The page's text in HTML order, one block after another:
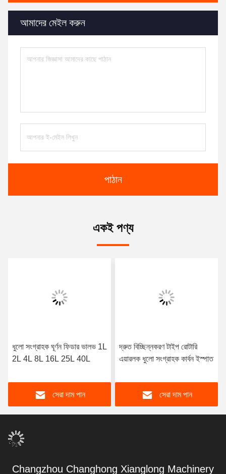
আমাদের মেইল ​​করুন
পাঠান
একই পণ্য
ধুলো সংগ্রাহক ঘূর্ণন ফিডার ভালভ 1L
2L 4L 8L 16L 25L 40L
সেরা দাম পান
দ্রুত বিচ্ছিন্নকরণ টাইপ রোটারি
এয়ারলক ধুলো সংগ্রাহক কার্বন ইস্পাত
সেরা দাম পান
Changzhou Changhong Xianglong Machinery